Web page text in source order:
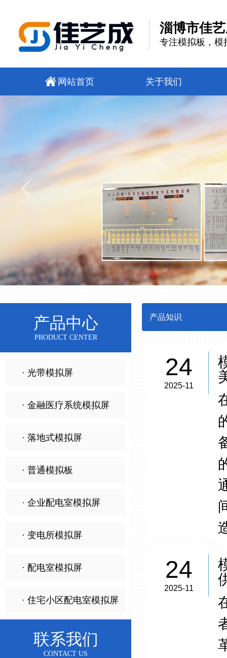
淄博市佳
专注模拟板，模
网站首页 关于我们
产品中心
PRODUCT CENTER
· 光带模拟屏
· 金融医疗系统模拟屏
· 落地式模拟屏
· 普通模拟板
· 企业配电室模拟屏
· 变电所模拟屏
· 配电室模拟屏
· 住宅小区配电室模拟屏
联系我们
CONTACT US
产品知识
24
2025-11
24
2025-11